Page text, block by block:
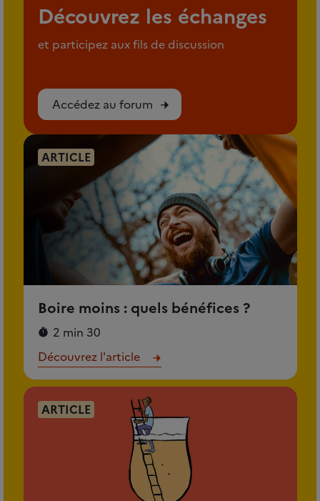
Découvrez les échanges
et participez aux fils de discussion
Accédez au forum
ARTICLE
Boire moins : quels bénéfices ?
2 min 30
Découvrez l'article
ARTICLE